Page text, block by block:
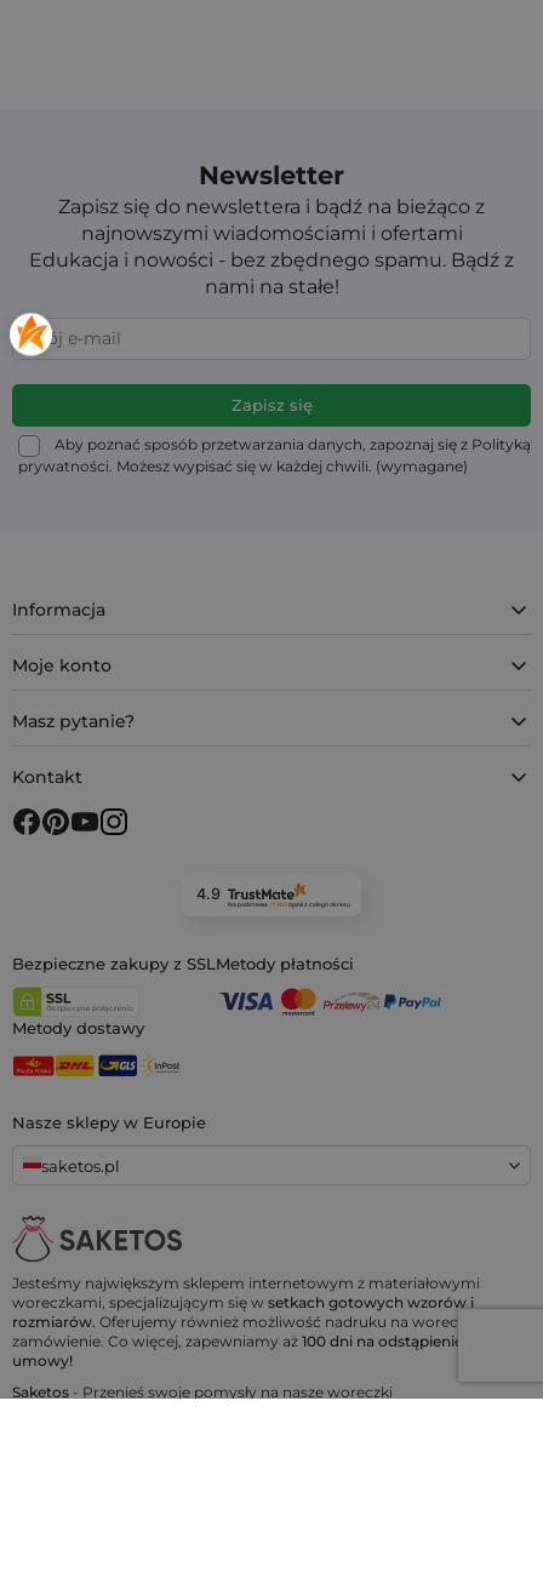
Newsletter
Zapisz się do newslettera i bądź na bieżąco z
najnowszymi wiadomościami i ofertami
Edukacja i nowości - bez zbędnego spamu. Bądź z
nami na stałe!
Aby poznać sposób przetwarzania danych, zapoznaj się z Polityką
prywatności. Możesz wypisać się w każdej chwili. (wymagane)
Jesteśmy największym sklepem internetowym z materiałowymi
woreczkami, specjalizującym się w setkach gotowych wzorów i
rozmiarów. Oferujemy również możliwość nadruku na woreczkach na
zamówienie. Co więcej, zapewniamy aż 100 dni na odstąpienie od
umowy!
Saketos - Przenieś swoje pomysły na nasze woreczki
Nasze sklepy w Europie
saketos.pl
Informacja
Moje konto
Masz pytanie?
Kontakt
4.9
Na podstawie 11 906opiniiz całego okresu
Bezpieczne zakupy z SSLMetody płatności
Metody dostawy